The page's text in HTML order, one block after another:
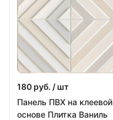
180 руб. / шт
Панель ПВХ на клеевой
основе Плитка Ваниль